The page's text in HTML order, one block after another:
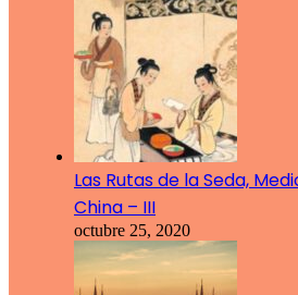
Las Rutas de la Seda,
China – III
octubre 25, 2020